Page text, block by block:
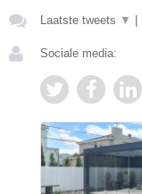
Laatste tweets ▼
Sociale media: